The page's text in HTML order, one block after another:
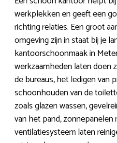
werkplekken en geeft een
richting relaties. Een groot
omgeving zijn in staat bij je
kantoorschoonmaak in
werkzaamheden laten doen
de bureaus, het ledigen van
schoonhouden van de
zoals glazen wassen,
van het pand, zonnepanelen
ventilatiesysteem laten